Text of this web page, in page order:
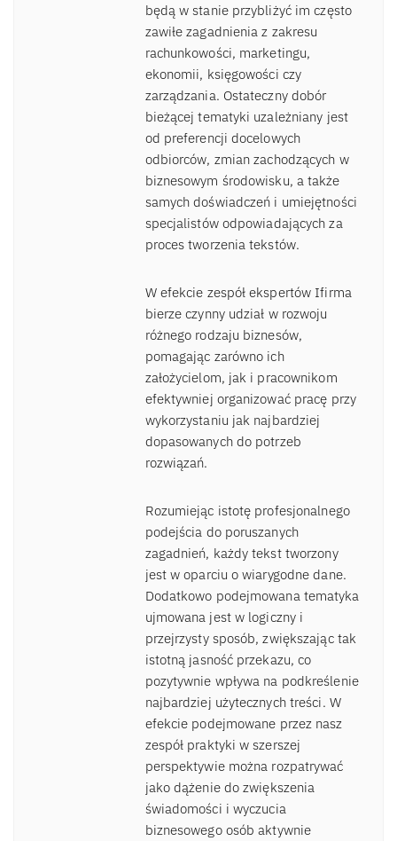
będą w stanie przybliżyć im często
zawiłe zagadnienia z zakresu
rachunkowości, marketingu,
ekonomii, księgowości czy
zarządzania. Ostateczny dobór
bieżącej tematyki uzależniany jest
od preferencji docelowych
odbiorców, zmian zachodzących w
biznesowym środowisku, a także
samych doświadczeń i umiejętności
specjalistów odpowiadających za
proces tworzenia tekstów.
W efekcie zespół ekspertów Ifirma
bierze czynny udział w rozwoju
różnego rodzaju biznesów,
pomagając zarówno ich
założycielom, jak i pracownikom
efektywniej organizować pracę przy
wykorzystaniu jak najbardziej
dopasowanych do potrzeb
rozwiązań.
Rozumiejąc istotę profesjonalnego
podejścia do poruszanych
zagadnień, każdy tekst tworzony
jest w oparciu o wiarygodne dane.
Dodatkowo podejmowana tematyka
ujmowana jest w logiczny i
przejrzysty sposób, zwiększając tak
istotną jasność przekazu, co
pozytywnie wpływa na podkreślenie
najbardziej użytecznych treści. W
efekcie podejmowane przez nasz
zespół praktyki w szerszej
perspektywie można rozpatrywać
jako dążenie do zwiększenia
świadomości i wyczucia
biznesowego osób aktywnie